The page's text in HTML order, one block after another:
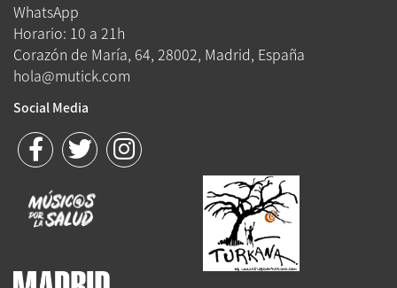
WhatsApp
Horario: 10 a 21h
Corazón de María, 64, 28002, Madrid, España
hola@mutick.com
Social Media